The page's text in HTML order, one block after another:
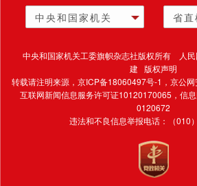
中央和国家机关 省
中央和国家机关工委旗帜杂志社版权所有 人
建 版权声明
转载请注明来源，京ICP备18060497号-1 ，京公
互联网新闻信息服务许可证10120170065，信
0120672
违法和不良信息举报电话：（010